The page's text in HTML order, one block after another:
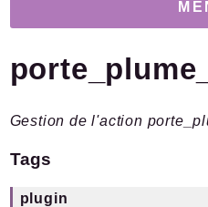
Version4.0.0-dev
Plugins.spip.net
Gestion de l'action
Tags
plugin